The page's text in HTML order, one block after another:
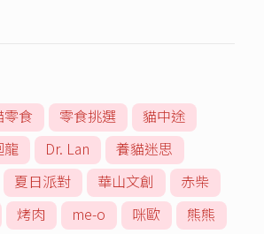
零食 零食挑選
貓中途
龍 Dr. Lan
養貓迷思
夏日派對 華山文創
赤柴
烤肉 me-o 咪歐
熊熊